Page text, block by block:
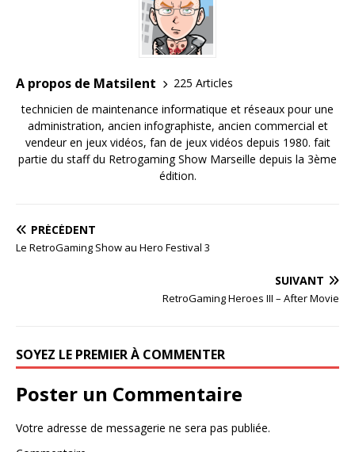
A propos de Matsilent
225 Articles
technicien de maintenance informatique et réseaux pour une
administration, ancien infographiste, ancien commercial et
vendeur en jeux vidéos, fan de jeux vidéos depuis 1980. fait
partie du staff du Retrogaming Show Marseille depuis la 3ème
édition.
PRÉCÉDENT
Le RetroGaming Show au Hero Festival 3
SUIVANT
RetroGaming Heroes III – After Movie
SOYEZ LE PREMIER À COMMENTER
Poster un Commentaire
Votre adresse de messagerie ne sera pas publiée.